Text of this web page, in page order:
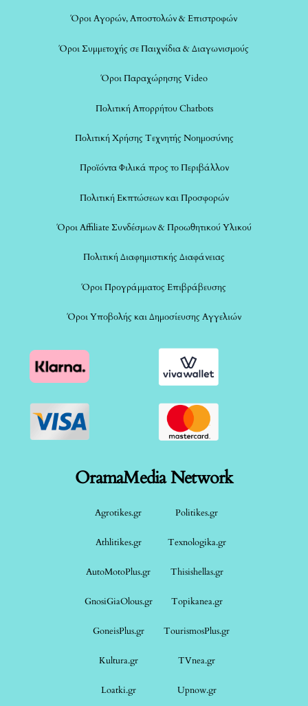
Όροι Αγορών, Αποστολών & Επιστροφών
Όροι Συμμετοχής σε Παιχνίδια & Διαγωνισμούς
Όροι Παραχώρησης Video
Πολιτική Απορρήτου Chatbots
Πολιτική Χρήσης Τεχνητής Νοημοσύνης
Προϊόντα Φιλικά προς το Περιβάλλον
Πολιτική Εκπτώσεων και Προσφορών
Όροι Affiliate Συνδέσμων & Προωθητικού Υλικού
Πολιτική Διαφημιστικής Διαφάνειας
Όροι Προγράμματος Επιβράβευσης
Όροι Υποβολής και Δημοσίευσης Αγγελιών
OramaMedia Network
Agrotikes.gr Politikes.gr
Athlitikes.gr Texnologika.gr
AutoMotoPlus.gr Thisishellas.gr
GnosiGiaOlous.gr Topikanea.gr
GoneisPlus.gr TourismosPlus.gr
Kultura.gr TVnea.gr
Loatki.gr Upnow.gr